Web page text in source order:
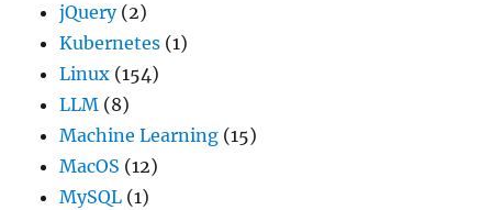
jQuery(2)
Kubernetes (1)
Linux (154)
LLM (8)
Machine Learning (15)
MacOS (12)
MySQL (1)